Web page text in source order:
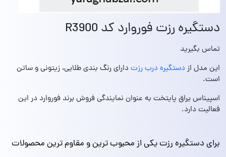
دستگیره رزت فوروارد کد R3900
تماس بگیرید
این مدل از دستگیره درب رزت دارای رنگ بندی طلایی، زیتونی و ساتن
است.
اسپیناس یراق پایتخت به عنوان نمایندگی فروش برند فوروارد در این
فعالیت دارد.
برای دستگیره رزت یکی از محبوب ترین و مقاوم ترین محصولات